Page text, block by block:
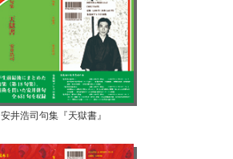
安井浩司句集『天獄書』